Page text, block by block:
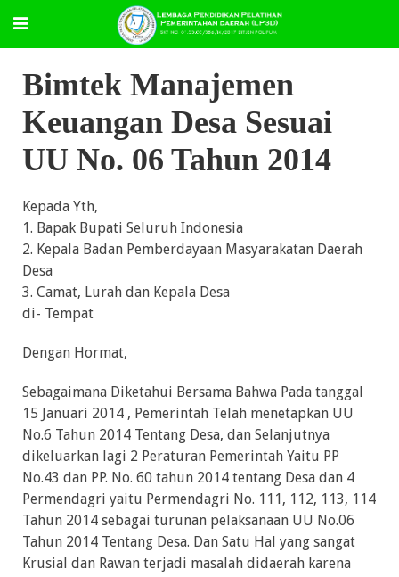
Bimtek Manajemen
Keuangan Desa Sesuai
UU No. 06 Tahun 2014
Kepada Yth,
1. Bapak Bupati Seluruh Indonesia
2. Kepala Badan Pemberdayaan Masyarakatan Daerah
Desa
3. Camat, Lurah dan Kepala Desa
di- Tempat
Dengan Hormat,
Sebagaimana Diketahui Bersama Bahwa Pada tanggal
15 Januari 2014 , Pemerintah Telah menetapkan UU
No.6 Tahun 2014 Tentang Desa, dan Selanjutnya
dikeluarkan lagi 2 Peraturan Pemerintah Yaitu PP
No.43 dan PP. No. 60 tahun 2014 tentang Desa dan 4
Permendagri yaitu Permendagri No. 111, 112, 113, 114
Tahun 2014 sebagai turunan pelaksanaan UU No.06
Tahun 2014 Tentang Desa. Dan Satu Hal yang sangat
Krusial dan Rawan terjadi masalah didaerah karena